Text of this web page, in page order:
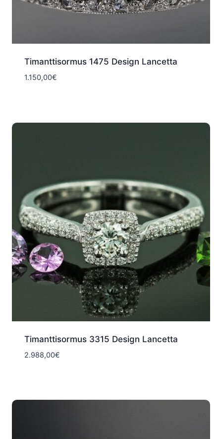
Timanttisormus 1475 Design Lancetta
1.150,00€
Timanttisormus 3315 Design Lancetta
2.988,00€